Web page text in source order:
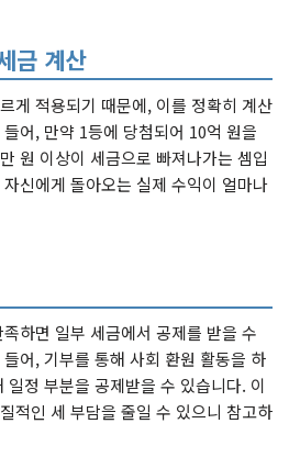
금 계산
게 적용되기 때문에, 이를 정확히 계산
어, 만약 1등에 당첨되어 10억 원을
원 이상이 세금으로 빠져나가는 셈입
신에게 돌아오는 실제 수익이 얼마나
하면 일부 세금에서 공제를 받을 수
어, 기부를 통해 사회 환원 활동을 하
정 부분을 공제받을 수 있습니다. 이
적인 세 부담을 줄일 수 있으니 참고하